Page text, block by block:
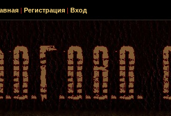
| Регистрация | Вход